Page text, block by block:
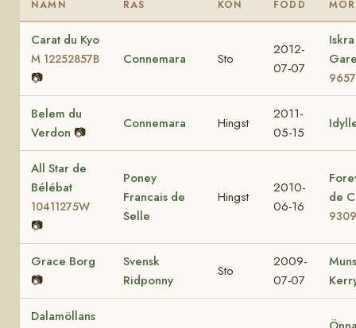
NAMN RAS KÖN FÖDD MOR
Carat du Kyo
M 12252857B
📷
Connemara Sto
2012-
07-07
Belem du
Verdon 📷
Connemara Hingst
2011-
05-15
All Star de
Bélébat
10411275W
📷
Poney
Francais de
Selle
Hingst
2010-
06-16
de
Grace Borg
📷
Svensk
Ridponny
Sto
2009-
07-07
Dalamöllans